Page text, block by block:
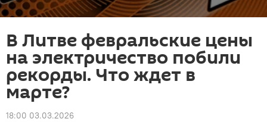
В Литве февральские цены
на электричество побили
рекорды. Что ждет в
марте?
18:00 03.03.2026